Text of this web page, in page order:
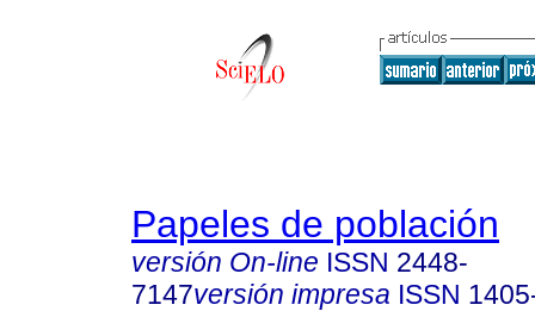
Papeles de población
versión On-line ISSN 2448-
7147versión impresa ISSN